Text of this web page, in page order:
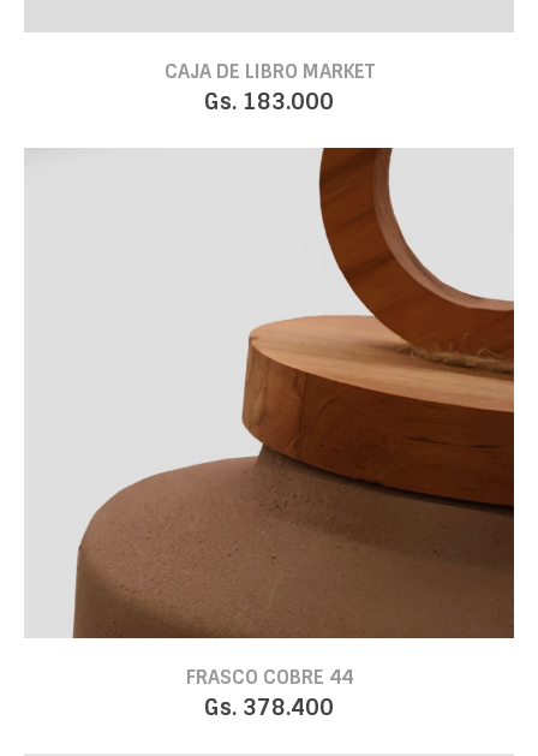
CAJA DE LIBRO MARKET
Gs. 183.000
FRASCO COBRE 44
Gs. 378.400